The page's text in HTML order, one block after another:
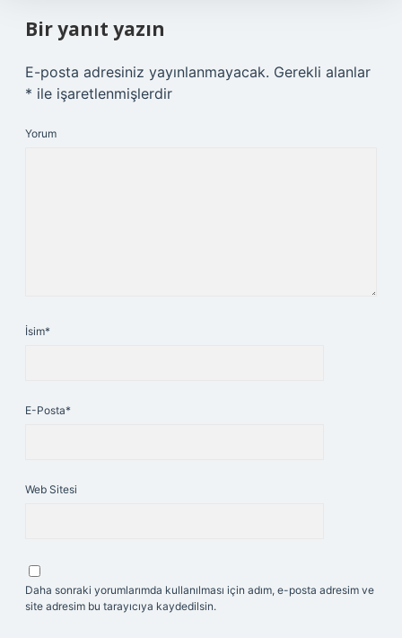
Bir yanıt yazın
E-posta adresiniz yayınlanmayacak. Gerekli alanlar
* ile işaretlenmişlerdir
Yorum
İsim*
E-Posta*
Web Sitesi
Daha sonraki yorumlarımda kullanılması için adım, e-posta adresim ve
site adresim bu tarayıcıya kaydedilsin.